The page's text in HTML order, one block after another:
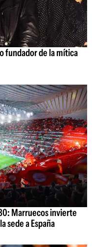
fundador de la mítica
Marruecos invierte
sede a España